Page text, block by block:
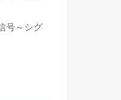
号～シグ